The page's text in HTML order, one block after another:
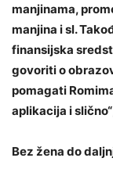
manjinama,
manjina i sl.
finansijska
govoriti o
pomagati
aplikacija i slično“
Bez žena do